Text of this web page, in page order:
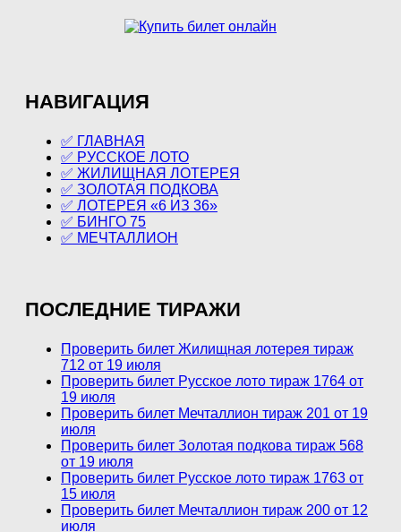
НАВИГАЦИЯ
✅ ГЛАВНАЯ
✅ РУССКОЕ ЛОТО
✅ ЖИЛИЩНАЯ ЛОТЕРЕЯ
✅ ЗОЛОТАЯ ПОДКОВА
✅ ЛОТЕРЕЯ «6 ИЗ 36»
✅ БИНГО 75
✅ МЕЧТАЛЛИОН
ПОСЛЕДНИЕ ТИРАЖИ
Проверить билет Жилищная лотерея тираж
712 от 19 июля
Проверить билет Русское лото тираж 1764 от
19 июля
Проверить билет Мечталлион тираж 201 от 19
июля
Проверить билет Золотая подкова тираж 568
от 19 июля
Проверить билет Русское лото тираж 1763 от
15 июля
Проверить билет Мечталлион тираж 200 от 12
июля